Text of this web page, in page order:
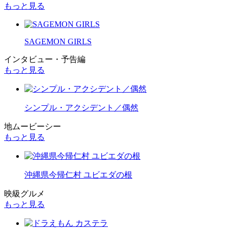
もっと見る
SAGEMON GIRLS
インタビュー・予告編
もっと見る
シンプル・アクシデント／偶然
地ムービーシー
もっと見る
沖縄県今帰仁村 ユビエダの根
映級グルメ
もっと見る